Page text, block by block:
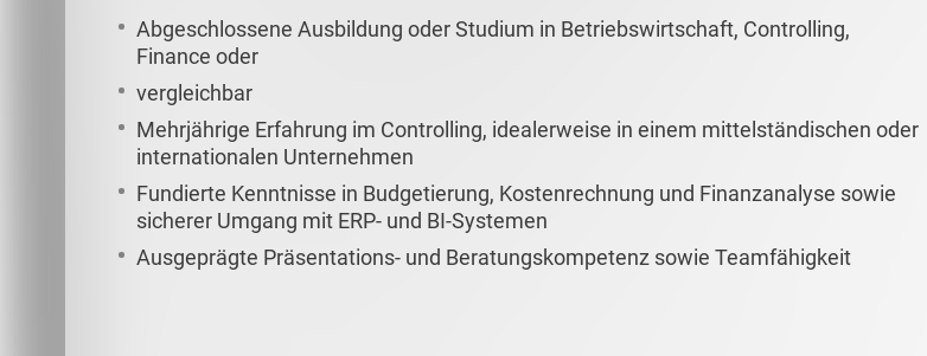
Abgeschlossene Ausbildung oder Studium in Betriebswirtschaft, Controlling,
Finance oder
vergleichbar
Mehrjährige Erfahrung im Controlling, idealerweise in einem mittelständischen oder
internationalen Unternehmen
Fundierte Kenntnisse in Budgetierung, Kostenrechnung und Finanzanalyse sowie
sicherer Umgang mit ERP- und BI-Systemen
Ausgeprägte Präsentations- und Beratungskompetenz sowie Teamfähigkeit